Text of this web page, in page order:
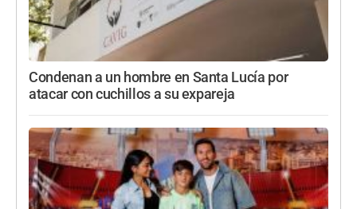
Condenan a un hombre en Santa Lucía por
atacar con cuchillos a su expareja